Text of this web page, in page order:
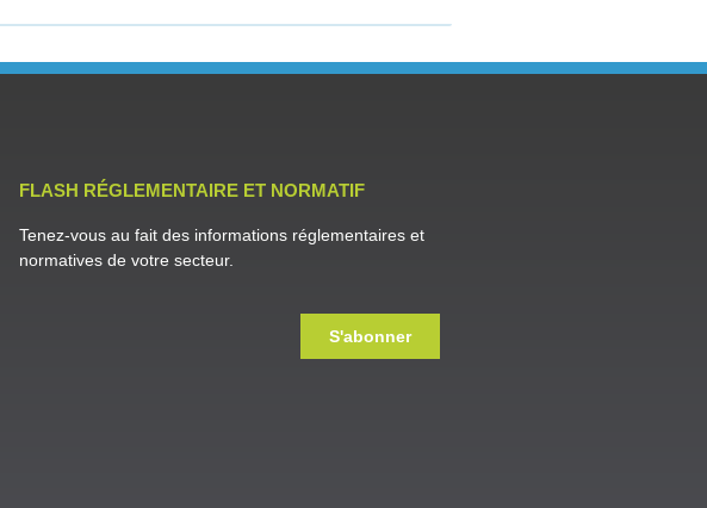
FLASH RÉGLEMENTAIRE ET NORMATIF
Tenez-vous au fait des informations réglementaires et
normatives de votre secteur.
S'abonner